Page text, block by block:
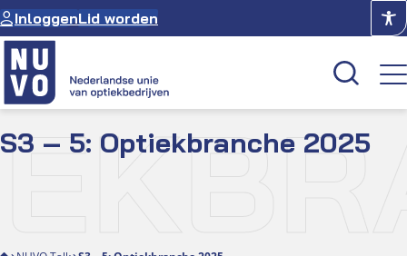
Ga
naar
de
inhoud
InloggenLid worden
Oculus
S3 – 5: Optiekbranche 2025